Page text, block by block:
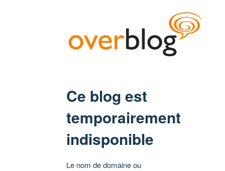
Ce blog est
temporairement
indisponible
Le nom de domaine ou